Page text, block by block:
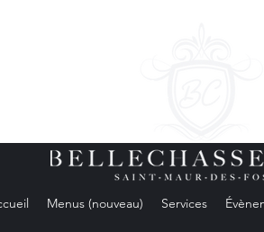
Menus (nouveau) Services